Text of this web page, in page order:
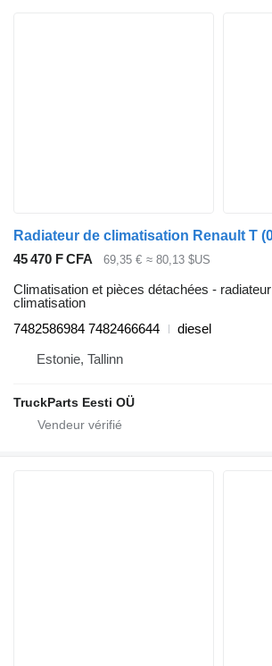
45 470 F CFA 69,35 € ≈ 80,13 $US
Climatisation et pièces détachées -
climatisation
7482586984 7482466644
diesel
Estonie, Tallinn
TruckParts Eesti OÜ